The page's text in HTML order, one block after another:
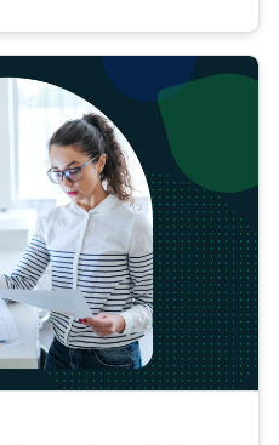
Edge) のランドスケープレ